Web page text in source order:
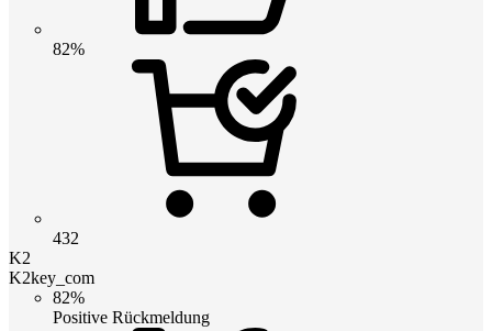
82%
432
K2
K2key_com
82%
Positive Rückmeldung